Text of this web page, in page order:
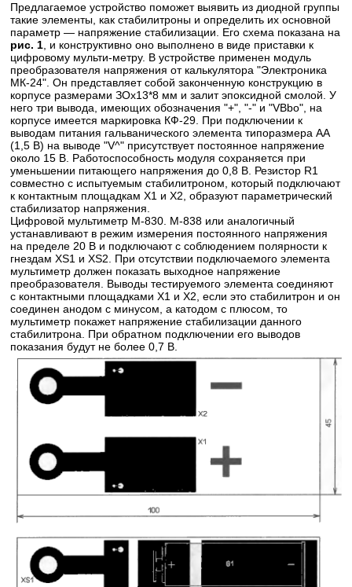
Предлагаемое устройство поможет выявить из диодной группы
такие элементы, как стабилитроны и определить их основной
параметр — напряжение стабилизации. Его схема показана на
рис. 1 , и конструктивно оно выполнено в виде приставки к
цифровому мульти-метру. В устройстве применен модуль
преобразователя напряжения от калькулятора "Электроника
МК-24". Он представляет собой законченную конструкцию в
корпусе размерами ЗОх13*8 мм и залит эпоксидной смолой. У
него три вывода, имеющих обозначения "+", "-" и "VBbo", на
корпусе имеется маркировка КФ-29. При подключении к
выводам питания гальванического элемента типоразмера АА
(1,5 В) на выводе "V^" присутствует постоянное напряжение
около 15 В. Работоспособность модуля сохраняется при
уменьшении питающего напряжения до 0,8 В. Резистор R1
совместно с испытуемым стабилитроном, который подключают
к контактным площадкам Х1 и Х2, образуют параметрический
стабилизатор напряжения.
Цифровой мультиметр М-830. М-838 или аналогичный
устанавливают в режим измерения постоянного напряжения
на пределе 20 В и подключают с соблюдением полярности к
гнездам XS1 и XS2. При отсутствии подключаемого элемента
мультиметр должен показать выходное напряжение
преобразователя. Выводы тестируемого элемента соединяют
с контактными площадками Х1 и Х2, если это стабилитрон и он
соединен анодом с минусом, а катодом с плюсом, то
мультиметр покажет напряжение стабилизации данного
стабилитрона. При обратном подключении его выводов
показания будут не более 0,7 В.